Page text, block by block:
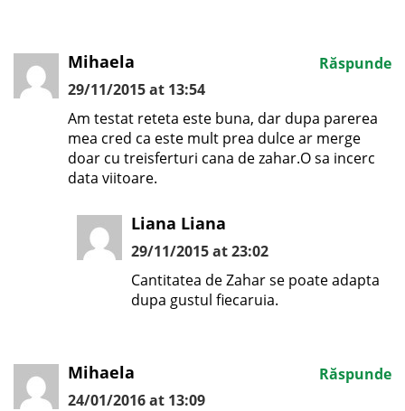
Mihaela
29/11/2015 at 13:54
Am testat reteta este buna, dar dupa parerea
mea cred ca este mult prea dulce ar merge
doar cu treisferturi cana de zahar.O sa incerc
data viitoare.
Răspunde
Liana Liana
29/11/2015 at 23:02
Cantitatea de Zahar se poate adapta
dupa gustul fiecaruia.
Mihaela
24/01/2016 at 13:09
Răspunde